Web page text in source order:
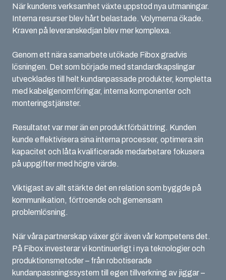
När kundens verksamhet växte uppstod nya utmaningar.
Interna resurser blev hårt belastade. Volymerna ökade.
Kraven på leveranskedjan blev mer komplexa.
Genom ett nära samarbete utökade Fibox gradvis
lösningen. Det som började med standardkapslingar
utvecklades till helt kundanpassade produkter, kompletta
med kabelgenomföringar, interna komponenter och
monteringstjänster.
Resultatet var mer än en produktförbättring. Kunden
kunde effektivisera sina interna processer, optimera sin
kapacitet och låta kvalificerade medarbetare fokusera
på uppgifter med högre värde.
Viktigast av allt stärkte det en relation som byggde på
kommunikation, förtroende och gemensam
problemlösning.
När våra partnerskap växer gör även vår kompetens det.
På Fibox investerar vi kontinuerligt i nya teknologier och
produktionsmetoder – från robotiserade
kundanpassningssystem till egen tillverkning av jiggar –